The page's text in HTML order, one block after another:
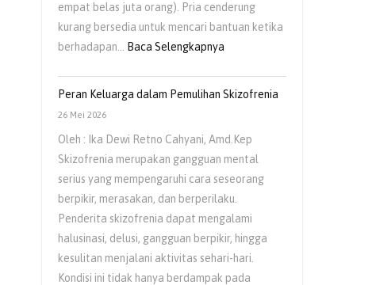
empat belas juta orang). Pria cenderung
kurang bersedia untuk mencari bantuan ketika
berhadapan…
Baca Selengkapnya
Sering
Diabaikan
Peran Keluarga dalam Pemulihan Skizofrenia
26 Mei 2026
Oleh : Ika Dewi Retno Cahyani, Amd.Kep
Skizofrenia merupakan gangguan mental
serius yang mempengaruhi cara seseorang
berpikir, merasakan, dan berperilaku.
Penderita skizofrenia dapat mengalami
halusinasi, delusi, gangguan berpikir, hingga
kesulitan menjalani aktivitas sehari-hari.
Kondisi ini tidak hanya berdampak pada